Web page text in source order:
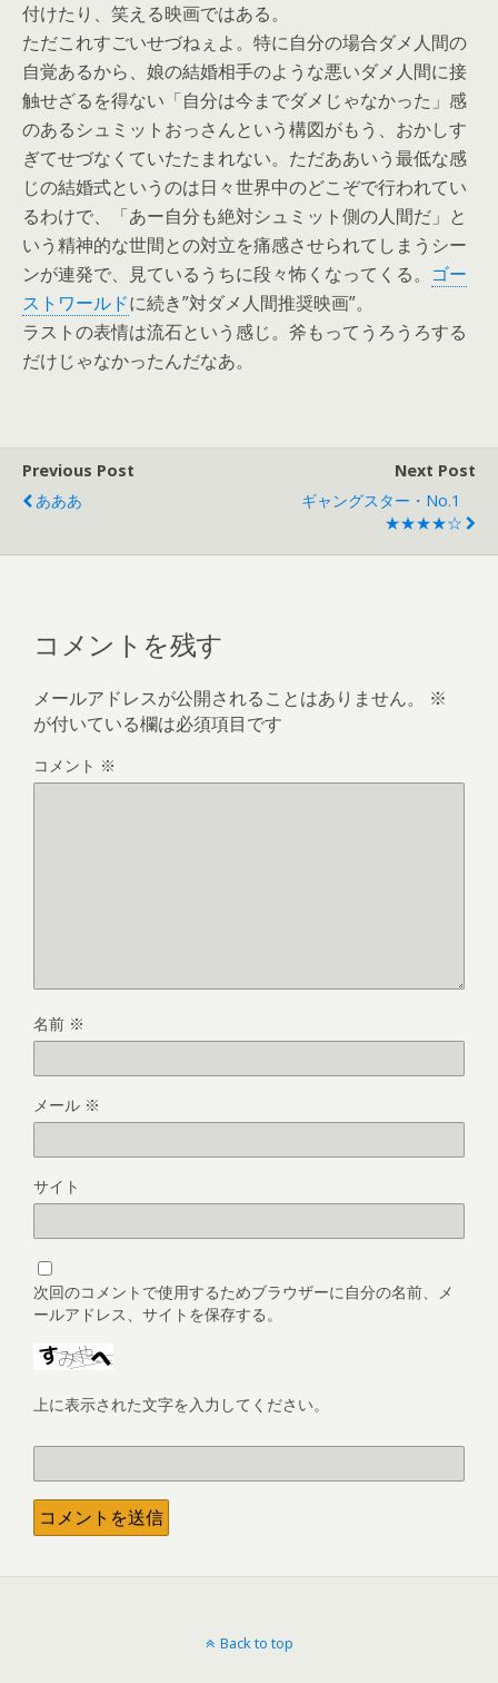
付けたり、笑える映画ではある。
ただこれすごいせづねぇよ。特に自分の場合ダメ人間の
自覚あるから、娘の結婚相手のような悪いダメ人間に接
触せざるを得ない「自分は今までダメじゃなかった」感
のあるシュミットおっさんという構図がもう、おかしす
ぎてせづなくていたたまれない。ただああいう最低な感
じの結婚式というのは日々世界中のどこぞで行われてい
るわけで、「あー自分も絶対シュミット側の人間だ」と
いう精神的な世間との対立を痛感させられてしまうシー
ンが連発で、見ているうちに段々怖くなってくる。 ゴー
ストワールドに続き”対ダメ人間推奨映画”。
ラストの表情は流石という感じ。斧もってうろうろする
だけじゃなかったんだなあ。
Previous Post
あああ
Next Post
ギャングスター・No.1
★★★★☆
コメントを残す
メールアドレスが公開されることはありません。
※
が付いている欄は必須項目です
コメント ※
名前 ※
メール ※
サイト
次回のコメントで使用するためブラウザーに自分の名前、メ
ールアドレス、サイトを保存する。
上に表示された文字を入力してください。
Back to top